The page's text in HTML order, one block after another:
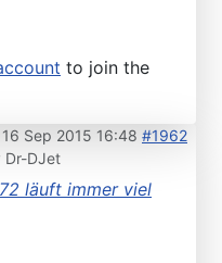
to join the
16 Sep 2015 16:48 #1962
Dr-DJet
läuft immer viel